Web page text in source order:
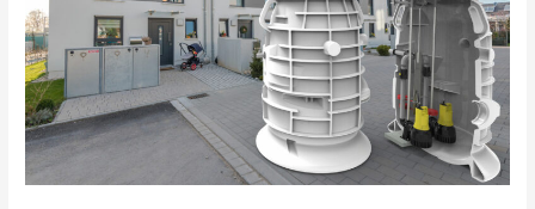
nalen
Infra­
struktur